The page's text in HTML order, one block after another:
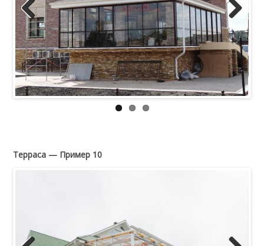
Previous Next
Терраса — Пример 10